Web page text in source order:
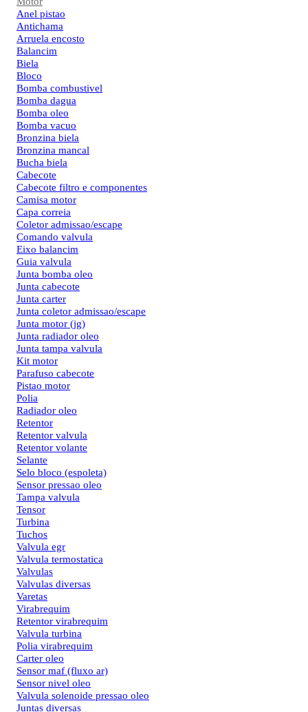
Anel pistao
Antichama
Arruela encosto
Balancim
Biela
Bloco
Bomba combustivel
Bomba dagua
Bomba oleo
Bomba vacuo
Bronzina biela
Bronzina mancal
Bucha biela
Cabecote
Cabecote filtro e componentes
Camisa motor
Capa correia
Coletor admissao/escape
Comando valvula
Eixo balancim
Guia valvula
Junta bomba oleo
Junta cabecote
Junta carter
Junta coletor admissao/escape
Junta motor (jg)
Junta radiador oleo
Junta tampa valvula
Kit motor
Parafuso cabecote
Pistao motor
Polia
Radiador oleo
Retentor
Retentor valvula
Retentor volante
Selante
Selo bloco (espoleta)
Sensor pressao oleo
Tampa valvula
Tensor
Turbina
Tuchos
Valvula egr
Valvula termostatica
Valvulas
Valvulas diversas
Varetas
Virabrequim
Retentor virabrequim
Valvula turbina
Polia virabrequim
Carter oleo
Sensor maf (fluxo ar)
Sensor nivel oleo
Valvula solenoide pressao oleo
Juntas diversas